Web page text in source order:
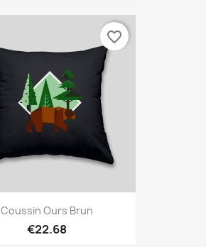
Coussin Ours Brun
€22.68
favorite_border